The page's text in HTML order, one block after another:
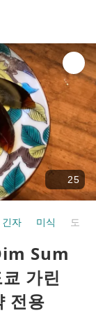
25
긴자 미식
Sum
가린
전용